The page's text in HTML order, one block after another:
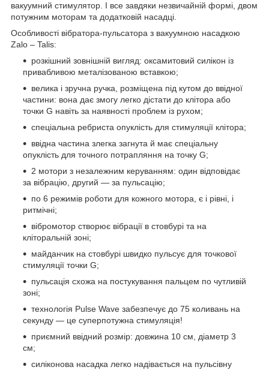
вакуумний стимулятор. І все завдяки незвичайній формі, двом
потужним моторам та додатковій насадці.
Особливості вібратора-пульсатора з вакуумною насадкою
Zalo – Talis:
розкішний зовнішній вигляд: оксамитовий силікон із
привабливою металізованою вставкою;
велика і зручна ручка, розміщена під кутом до ввідної
частини: вона дає змогу легко дістати до клітора або
точки G навіть за наявності проблем із рухом;
спеціальна ребриста опуклість для стимуляції клітора;
ввідна частина злегка загнута й має спеціальну
опуклість для точного потрапляння на точку G;
2 мотори з незалежним керуванням: один відповідає
за вібрацію, другий — за пульсацію;
по 6 режимів роботи для кожного мотора, є і рівні, і
ритмічні;
вібромотор створює вібрації в стовбурі та на
кліторальній зоні;
майданчик на стовбурі швидко пульсує для точкової
стимуляції точки G;
пульсація схожа на постукування пальцем по чутливій
зоні;
технологія Pulse Wave забезпечує до 75 коливань на
секунду — це суперпотужна стимуляція!
приємний ввідний розмір: довжина 10 см, діаметр 3
см;
силіконова насадка легко надівається на пульсівну